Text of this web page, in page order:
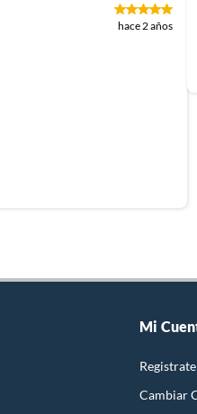
hace 2 años
Mi
Registrate
Cambiar